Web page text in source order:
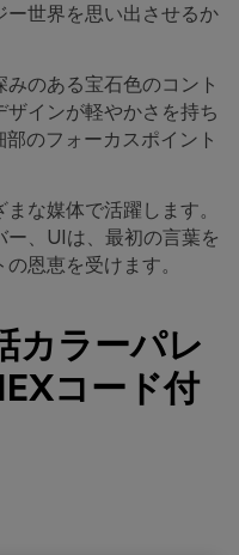
ー世界を思い出させるか
のある宝石色のコント
インが軽やかさを持ち
のフォーカスポイント
な媒体で活躍します。
、UIは、最初の言葉を
恩恵を受けます。
カラーパレ
コード付